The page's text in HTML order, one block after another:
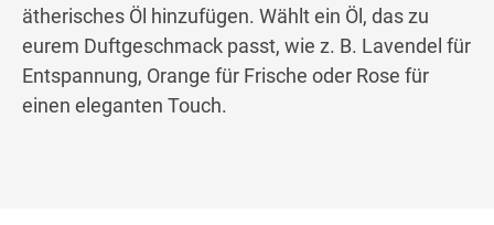
ätherisches Öl hinzufügen. Wählt ein Öl, das zu
eurem Duftgeschmack passt, wie z. B. Lavendel für
Entspannung, Orange für Frische oder Rose für
einen eleganten Touch.